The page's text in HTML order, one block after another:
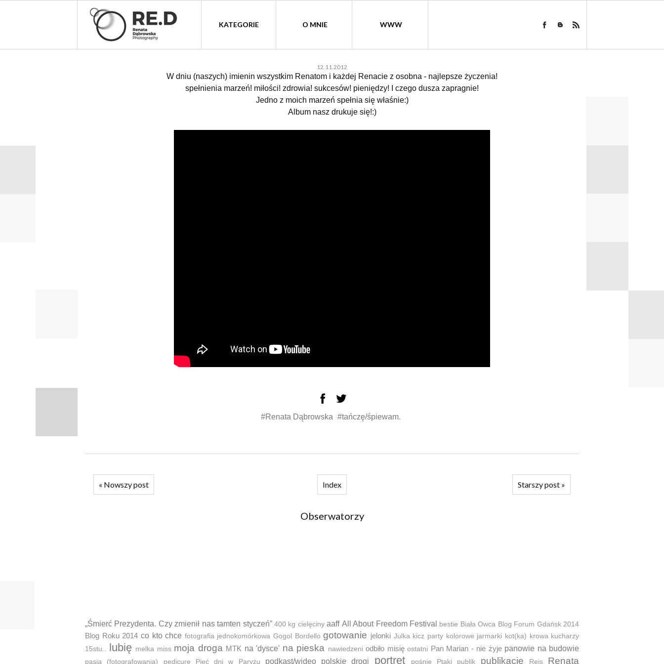
KATEGORIE O MNIE WWW
12.11.2012
W dniu (naszych) imienin wszystkim Renatom i każdej Renacie z osobna - najlepsze życzenia!
spełnienia marzeń! miłości! zdrowia! sukcesów! pieniędzy! I czego dusza zapragnie!
Jedno z moich marzeń spełnia się właśnie:)
Album nasz drukuje się!:)
#Renata Dąbrowska #tańczę/śpiewam.
« Nowszy post Index Starszy post »
Obserwatorzy
„Śmierć Prezydenta. Czy zmienił nas tamten styczeń” 400 kg cielęciny aaff All About Freedom Festival bestie Biała Owca Blog Forum Gdańsk 2014
Blog Roku 2014 co kto chce fotografia jednokomórkowa Gogol Bordello gotowanie jelonki Julka kicz party kolorowe jarmarki kot(ka) krowa kucharzy
15stu.. lubię melka miss moja droga MTK na 'dysce' na pieska nawiedzeni odbiło misię ostatni Pan Marian - nie żyje panowie na budowie
pasja (fotografowania) pedicure Pięć dni w Paryżu podkast/wideo polskie drogi portret pośnie Ptaki publik publikacje Reis Renata